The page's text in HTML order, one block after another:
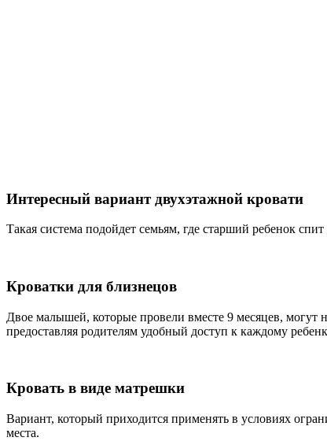
Интересный вариант двухэтажной кровати
Такая система подойдет семьям, где старший ребенок
Кроватки для близнецов
Двое малышей, которые провели вместе 9 месяцев, могут
предоставляя родителям удобный доступ к каждому
Кровать в виде матрешки
Вариант, который приходится применять в условиях
места.